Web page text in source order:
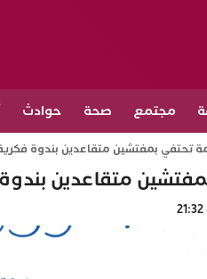
مجتمع صحة حوادث
تحتفي بمفتشين متقاعدين بندوة
متقاعدين